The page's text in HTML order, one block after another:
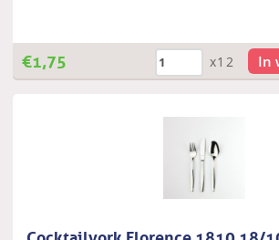
€1,75 x12 In